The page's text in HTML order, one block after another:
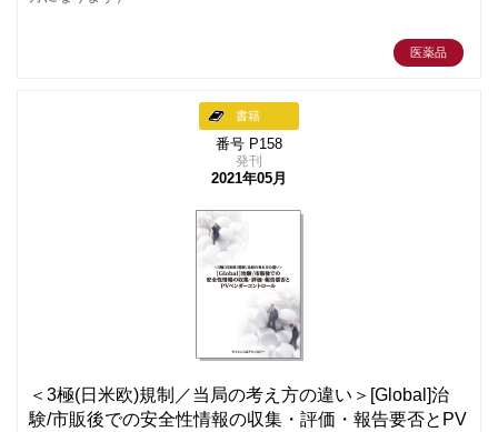
医薬品
書籍
番号 P158
発刊
2021年05月
＜3極(日米欧)規制／当局の考え方の違い＞[Global]治
験/市販後での安全性情報の収集・評価・報告要否とPV